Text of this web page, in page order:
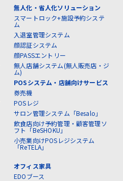
無人化・省人化ソリューション
スマートロック+施設予約システ
ム
入退室管理システム
顔認証システム
顔PASSエントリー
無人店舗システム(無人販売店・ジ
ム)
POSシステム・店舗向けサービス
券売機
POSレジ
サロン管理システム「Besalo」
飲食店向け予約管理・顧客管理ソ
フト「BeSHOKU」
小売業向けPOSレジシステム
「ReTELA」
オフィス家具
EDOブース